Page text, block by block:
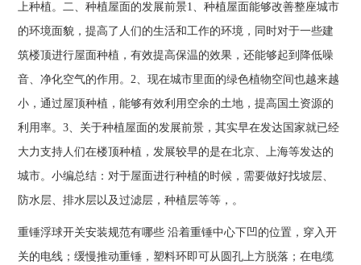
上种植。二、种植屋面的发展前景1、种植屋面能够改善整座城市
的环境面貌，提高了人们的生活和工作的环境，同时对于一些建
筑楼顶进行屋面种植，有效提高保温的效果，还能够起到降低噪
音、净化空气的作用。2、现在城市里面的绿色植物空间也越来越
小，通过屋顶种植，能够有效利用空余的土地，提高国土资源的
利用率。3、关于种植屋面的发展前景，其实早在发达国家就已经
大力支持人们在楼顶种植，发展较早的是在北京、上海等发达的
城市。小编总结：对于屋面进行种植的时候，需要做好找坡层、
防水层、排水层以及过滤层，种植层等等，。
重锤浮球开关安装规范有哪些 沿着重锤中心下凹的位置，穿入开
关的电线；缓慢推动重锤，塑料环即可从圆孔上方脱落；在电缆